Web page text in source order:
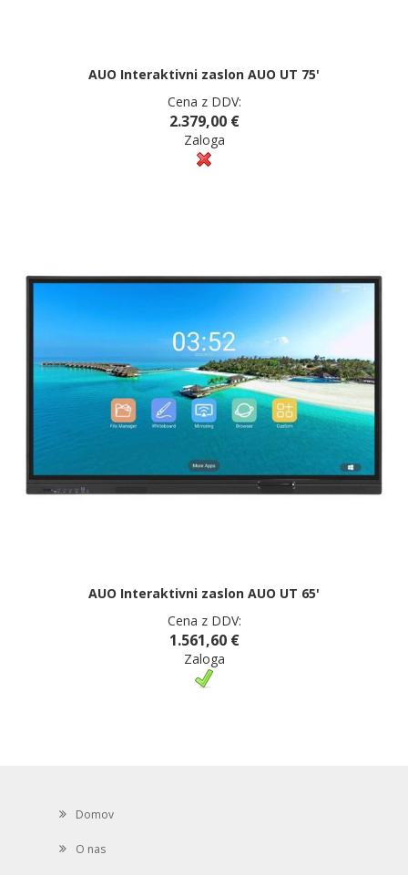
AUO Interaktivni zaslon AUO UT 75'
Cena z DDV:
2.379,00 €
Zaloga
AUO Interaktivni zaslon AUO UT 65'
Cena z DDV:
1.561,60 €
Zaloga
Domov
O nas